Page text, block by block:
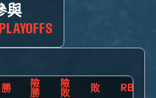
與
勝
險
勝
險
敗
敗 RB